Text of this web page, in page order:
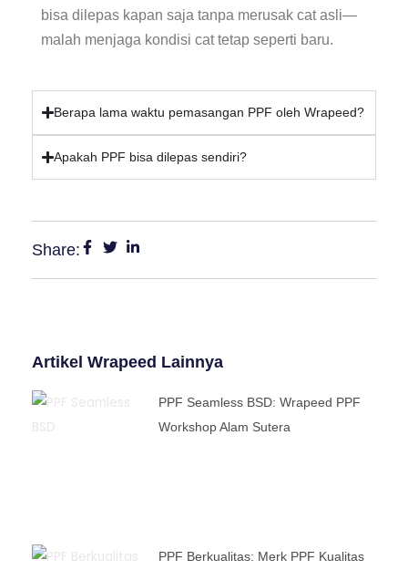
bisa dilepas kapan saja tanpa merusak cat asli—
malah menjaga kondisi cat tetap seperti baru.
Berapa lama waktu pemasangan PPF oleh Wrapeed?
Apakah PPF bisa dilepas sendiri?
Share:
Artikel Wrapeed Lainnya
PPF Seamless BSD: Wrapeed PPF
Workshop Alam Sutera
PPF Berkualitas: Merk PPF Kualitas